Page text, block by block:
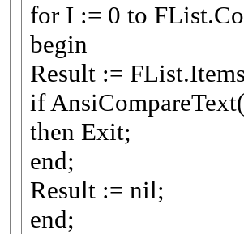
for I := 0 to
begin
Result :=
if
then Exit;
end;
Result := nil;
end;